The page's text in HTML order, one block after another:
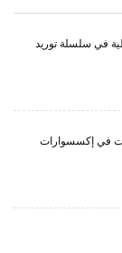
في سلسلة توريد
2026: خمسة اتجاهات في إكسسوارات